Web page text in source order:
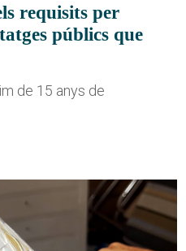
requisits per
públics que
de 15 anys de